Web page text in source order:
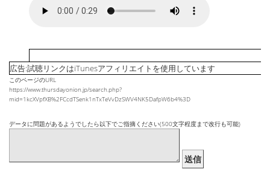
広告:試聴リンクはiTunesアフィリエイトを使用しています
このページのURL
https://www.thursdayonion.jp/search.php?
mid=1kcXVpfXB%2FCcdTSenk1nTxTeVvDzSWV4NK5DafpW6b4%3D
データに問題があるようでしたら以下でご指摘ください(500文字程度まで改行も可能)
送信